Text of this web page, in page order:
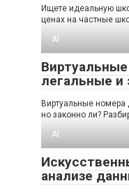
Ищете идеальную
ценах на частные
AI
легальные и
Виртуальные
но законно ли?
AI
анализе